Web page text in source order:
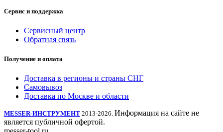
Сервис и поддержка
Сервисный центр
Обратная связь
Получение и оплата
Доставка в регионы и страны СНГ
Самовывоз
Доставка по Москве и области
MESSER-ИНСТРУМЕНТ 2013-2026. Информация на сайте не
является публичной офертой.